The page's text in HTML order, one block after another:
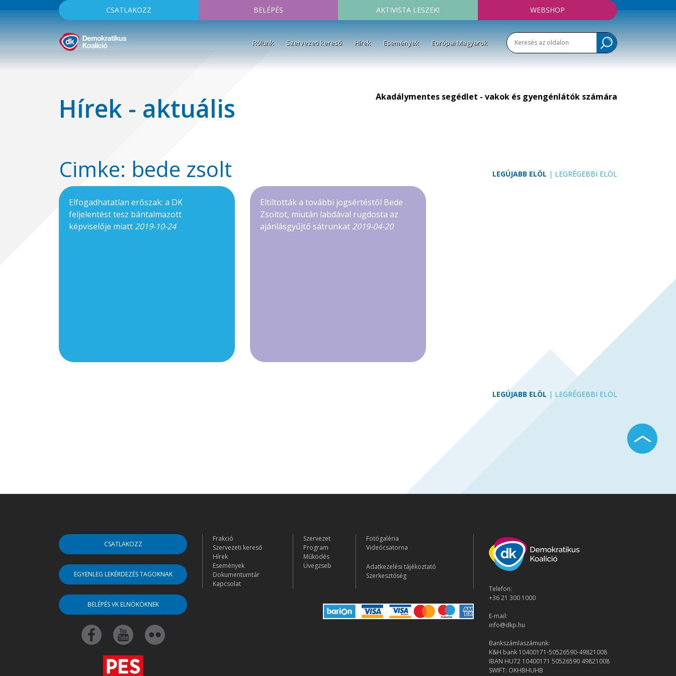
CSATLAKOZZ BELÉPÉS AKTIVISTA LESZEK! WEBSHOP
Rólunk Szervezeti kereső Hírek Események Európai Magyarok
Hírek - aktuális Akadálymentes segédlet - vakok és gyengénlátók számára
Cimke: bede zsolt LEGÚJABB ELÖL | LEGRÉGEBBI ELÖL
Elfogadhatatlan erőszak: a DK
feljelentést tesz bántalmazott
képviselője miatt 2019-10-24
Eltiltották a további jogsértéstől Bede
Zsoltot, miután labdával rugdosta az
ajánlásgyűjtő sátrunkat 2019-04-20
LEGÚJABB ELÖL | LEGRÉGEBBI ELÖL
CSATLAKOZZ
EGYENLEG LEKÉRDEZÉS TAGOKNAK
BELÉPÉS VK ELNÖKÖKNEK
Frakció
Szervezeti kereső
Hírek
Események
Dokumentumtár
Kapcsolat
Szervezet
Program
Működés
Üvegzseb
Fotógaléria
Videócsatorna
Adatkezelési tájékoztató
Szerkesztőség
Telefon:
+36 21 300 1000
E-mail:
info@dkp.hu
Bankszámlaszámunk:
K&H bank 10400171-50526590-49821008
IBAN HU72 10400171 50526590 49821008
SWIFT: OKHBHUHB